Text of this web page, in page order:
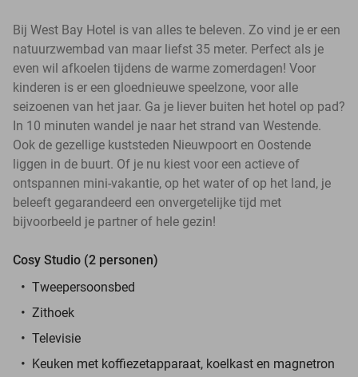
Bij West Bay Hotel is van alles te beleven. Zo vind je er een
natuurzwembad van maar liefst 35 meter. Perfect als je
even wil afkoelen tijdens de warme zomerdagen! Voor
kinderen is er een gloednieuwe speelzone, voor alle
seizoenen van het jaar. Ga je liever buiten het hotel op pad?
In 10 minuten wandel je naar het strand van Westende.
Ook de gezellige kuststeden Nieuwpoort en Oostende
liggen in de buurt. Of je nu kiest voor een actieve of
ontspannen mini-vakantie, op het water of op het land, je
beleeft gegarandeerd een onvergetelijke tijd met
bijvoorbeeld je partner of hele gezin!
Cosy Studio (2 personen)
Tweepersoonsbed
Zithoek
Televisie
Keuken met koffiezetapparaat, koelkast en magnetron